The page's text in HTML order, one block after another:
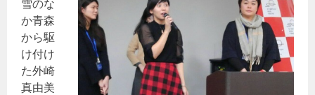
雪のな
か青森
から駆
け付け
た外崎
真由美